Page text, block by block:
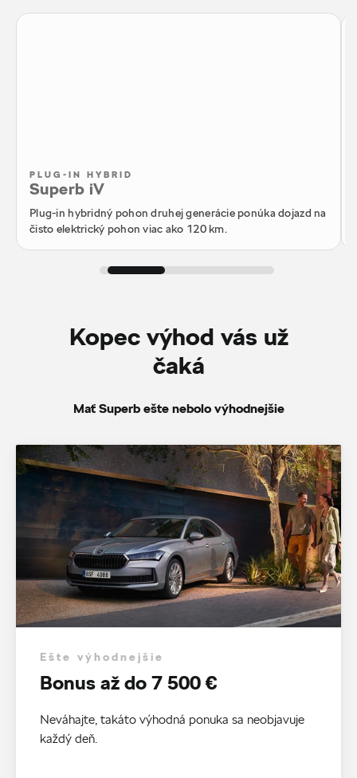
PLUG-IN HYBRID
Superb iV
Plug-in hybridný pohon druhej generácie ponúka dojazd na
čisto elektrický pohon viac ako 120 km.
Kopec výhod vás už
čaká
Mať Superb ešte nebolo výhodnejšie
Ešte výhodnejšie
Bonus až do 7 500 €
Neváhajte, takáto výhodná ponuka sa neobjavuje
každý deň.